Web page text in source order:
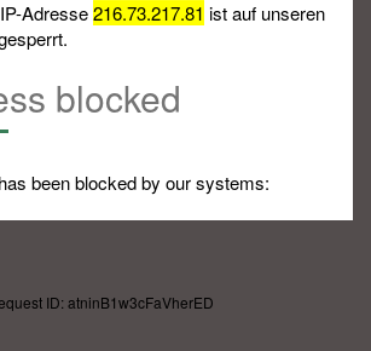
Adresse216.73.217.81 ist auf unseren
blocked
been blocked by our systems:
ID: atninB1w3cFaVherED